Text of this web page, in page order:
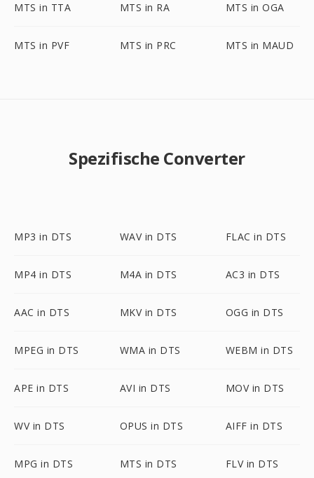
MTS in TTA MTS in RA MTS in OGA
MTS in PVF MTS in PRC MTS in MAUD
Spezifische Converter
MP3 in DTS WAV in DTS FLAC in DTS
MP4 in DTS M4A in DTS AC3 in DTS
AAC in DTS MKV in DTS OGG in DTS
MPEG in DTS WMA in DTS WEBM in DTS
APE in DTS AVI in DTS MOV in DTS
WV in DTS OPUS in DTS AIFF in DTS
MPG in DTS MTS in DTS FLV in DTS